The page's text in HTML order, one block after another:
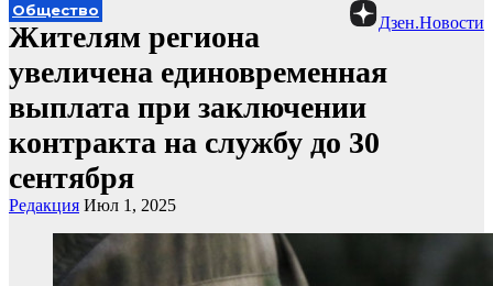
Дзен.Новости
Общество
Жителям региона
увеличена единовременная
выплата при заключении
контракта на службу до 30
сентября
Редакция Июл 1, 2025